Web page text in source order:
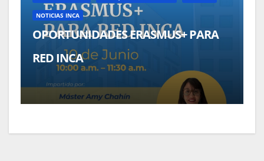
NOTICIAS INCA
OPORTUNIDADES ERASMUS+ PARA
RED INCA